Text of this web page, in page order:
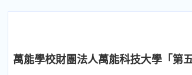
萬能學校財團法人萬能科技大學「第